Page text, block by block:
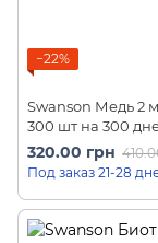
−22%
Swanson Медь 2
300 шт на 300
320.00 грн
Под заказ 21-28